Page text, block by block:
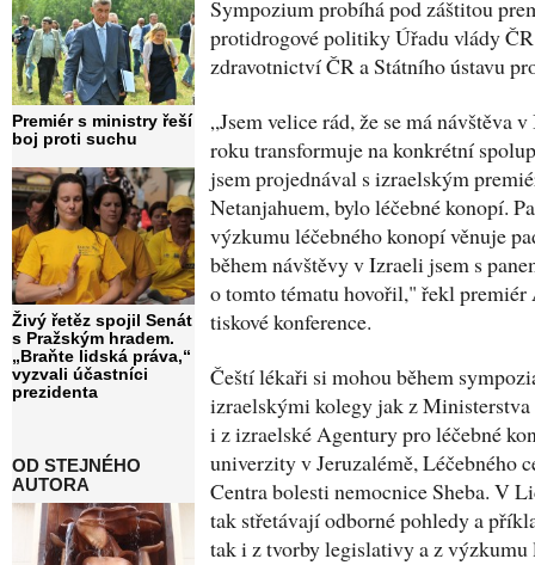
Premiér s ministry řeší
boj proti suchu
Živý řetěz spojil Senát
s Pražským hradem.
„Braňte lidská práva,“
vyzvali účastníci
prezidenta
OD STEJNÉHO
AUTORA
Sympozium probíhá pod záštitou
protidrogové politiky Úřadu vlády
zdravotnictví ČR a Státního ústavu
„Jsem velice rád, že se má návštěva
roku transformuje na konkrétní
jsem projednával s izraelským
Netanjahuem, bylo léčebné konopí.
výzkumu léčebného konopí věnuje
během návštěvy v Izraeli jsem s
o tomto tématu hovořil," řekl premiér
tiskové konference.
Čeští lékaři si mohou během
izraelskými kolegy jak z
i z izraelské Agentury pro léčebné
univerzity v Jeruzalémě, Léčebného
Centra bolesti nemocnice Sheba. V
tak střetávají odborné pohledy a
tak i z tvorby legislativy a z výzkumu